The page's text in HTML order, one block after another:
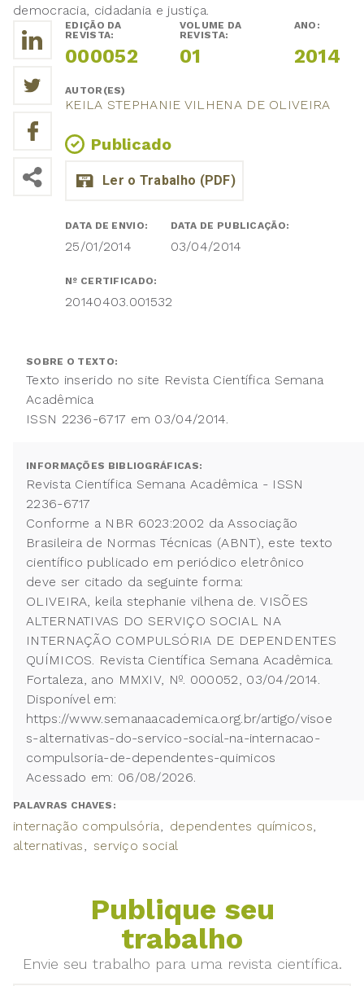
democracia, cidadania e justiça.
EDIÇÃO DA
REVISTA:
000052
VOLUME DA
REVISTA:
01
ANO:
2014
AUTOR(ES)
KEILA STEPHANIE VILHENA DE OLIVEIRA
Publicado
DATA DE ENVIO:
25/01/2014
DATA DE PUBLICAÇÃO:
03/04/2014
Nº CERTIFICADO:
20140403.001532
SOBRE O TEXTO:
Texto inserido no site Revista Científica Semana
Acadêmica
ISSN 2236-6717 em 03/04/2014.
INFORMAÇÕES BIBLIOGRÁFICAS:
Revista Científica Semana Acadêmica - ISSN
2236-6717
Conforme a NBR 6023:2002 da Associação
Brasileira de Normas Técnicas (ABNT), este texto
científico publicado em periódico eletrônico
deve ser citado da seguinte forma:
OLIVEIRA, keila stephanie vilhena de. VISÕES
ALTERNATIVAS DO SERVIÇO SOCIAL NA
INTERNAÇÃO COMPULSÓRIA DE DEPENDENTES
QUÍMICOS. Revista Científica Semana Acadêmica.
Fortaleza, ano MMXIV, Nº. 000052, 03/04/2014.
Disponível em:
https://www.semanaacademica.org.br/artigo/visoe
s-alternativas-do-servico-social-na-internacao-
compulsoria-de-dependentes-quimicos
Acessado em: 06/08/2026.
PALAVRAS CHAVES:
internação compulsória
dependentes químicos
alternativas
serviço social
Publique seu
trabalho
Envie seu trabalho para uma revista científica.